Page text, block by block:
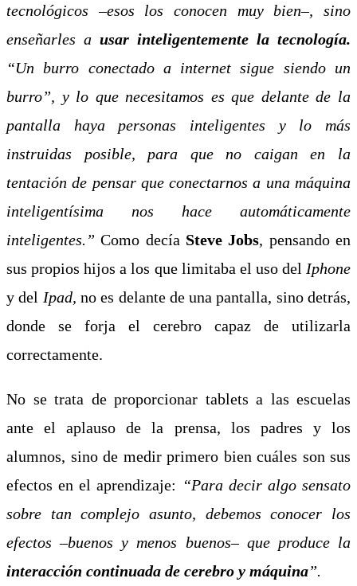
tecnológicos –esos los conocen muy bien–, sino
enseñarles a usar inteligentemente la tecnología.
“Un burro conectado a internet sigue siendo un
burro”, y lo que necesitamos es que delante de la
pantalla haya personas inteligentes y lo más
instruidas posible, para que no caigan en la
tentación de pensar que conectarnos a una máquina
inteligentísima nos hace automáticamente
inteligentes.” Como decía Steve Jobs, pensando en
sus propios hijos a los que limitaba el uso del Iphone
y del Ipad, no es delante de una pantalla, sino detrás,
donde se forja el cerebro capaz de utilizarla
correctamente.
No se trata de proporcionar tablets a las escuelas
ante el aplauso de la prensa, los padres y los
alumnos, sino de medir primero bien cuáles son sus
efectos en el aprendizaje: “Para decir algo sensato
sobre tan complejo asunto, debemos conocer los
efectos –buenos y menos buenos– que produce la
interacción continuada de cerebro y máquina”.